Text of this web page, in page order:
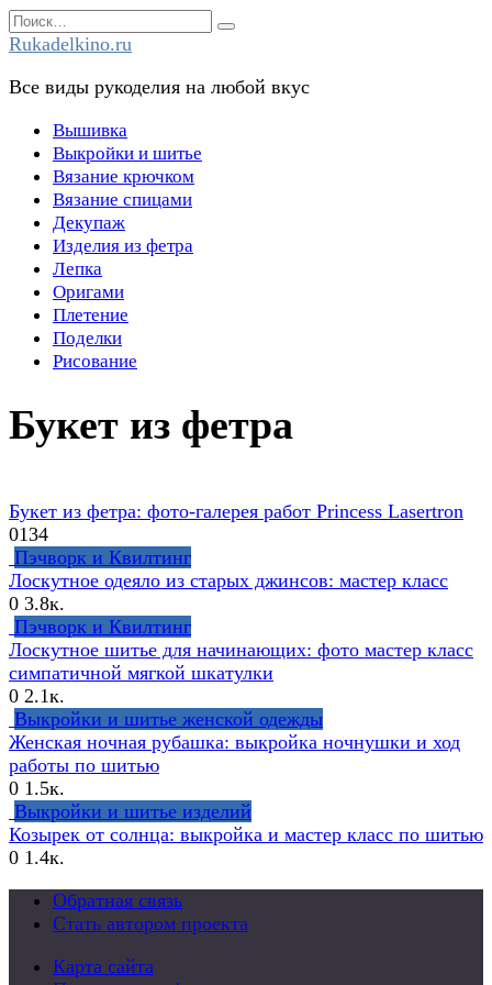
Перейти
к
Search
for:
Rukadelkino.ru
Все виды рукоделия на любой вкус
Вышивка
Выкройки и шитье
Вязание крючком
Вязание спицами
Декупаж
Изделия из фетра
Лепка
Оригами
Плетение
Поделки
Рисование
Букет из фетра
Букет из фетра: фото-галерея работ Princess Lasertron
0134
Пэчворк и Квилтинг
Лоскутное одеяло из старых джинсов: мастер класс
0 3.8к.
Пэчворк и Квилтинг
Лоскутное шитье для начинающих: фото мастер класс
симпатичной мягкой шкатулки
0 2.1к.
Выкройки и шитье женской одежды
Женская ночная рубашка: выкройка ночнушки и ход
работы по шитью
0 1.5к.
Выкройки и шитье изделий
Козырек от солнца: выкройка и мастер класс по шитью
0 1.4к.
Обратная связь
Стать автором проекта
Карта сайта